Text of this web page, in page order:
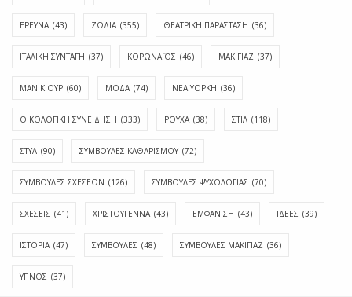
ΕΡΕΥΝΑ (43) ΖΩΔΙΑ (355) ΘΕΑΤΡΙΚΗ ΠΑΡΑΣΤΑΣΗ (36)
ΙΤΑΛΙΚΗ ΣΥΝΤΑΓΗ (37) ΚΟΡΩΝΑΪΟΣ (46) ΜΑΚΙΓΙΑΖ (37)
ΜΑΝΙΚΙΟΥΡ (60) ΜΟΔΑ (74) ΝΕΑ ΥΟΡΚΗ (36)
ΟΙΚΟΛΟΓΙΚΗ ΣΥΝΕΙΔΗΣΗ (333) ΡΟΥΧΑ (38) ΣΤΙΛ (118)
ΣΤΥΛ (90) ΣΥΜΒΟΥΛΕΣ ΚΑΘΑΡΙΣΜΟΥ (72)
ΣΥΜΒΟΥΛΕΣ ΣΧΕΣΕΩΝ (126) ΣΥΜΒΟΥΛΕΣ ΨΥΧΟΛΟΓΙΑΣ (70)
ΣΧΕΣΕΙΣ (41) ΧΡΙΣΤΟΥΓΕΝΝΑ (43) ΕΜΦΆΝΙΣΗ (43) ΙΔΈΕΣ (39)
ΙΣΤΟΡΊΑ (47) ΣΥΜΒΟΥΛΈΣ (48) ΣΥΜΒΟΥΛΈΣ ΜΑΚΙΓΙΆΖ (36)
ΎΠΝΟΣ (37)